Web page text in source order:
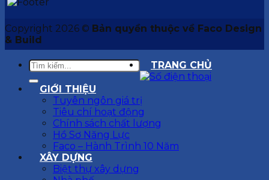
Copyright 2026 © Bản quyền thuộc về Faco Design
& Build
TRANG CHỦ
GIỚI THIỆU
Tuyên ngôn giá trị
Tiêu chí hoạt động
Chính sách chất lượng
Hồ Sơ Năng Lực
Faco – Hành Trình 10 Năm
XÂY DỰNG
Biệt thự xây dựng